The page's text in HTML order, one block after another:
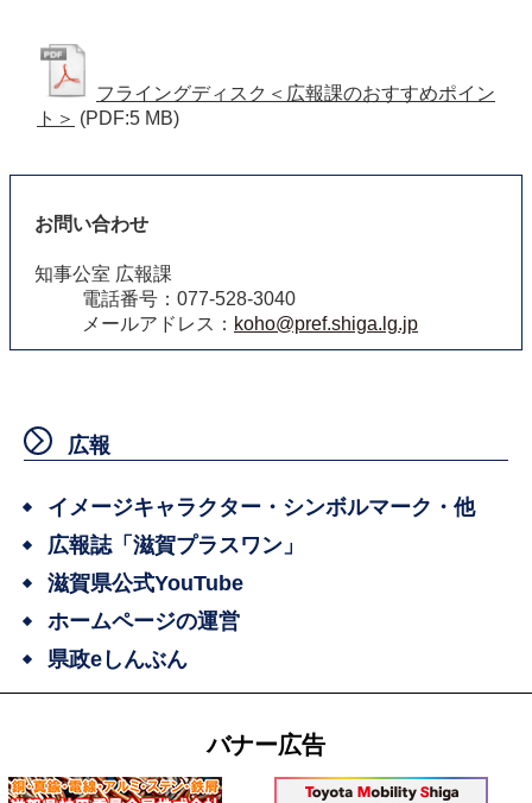
フライングディスク＜広報課のおすすめポイン
ト＞ (PDF:5 MB)
お問い合わせ
知事公室 広報課
電話番号：077-528-3040
メールアドレス： koho@pref.shiga.lg.jp
広報
イメージキャラクター・シンボルマーク・他
広報誌「滋賀プラスワン」
滋賀県公式YouTube
ホームページの運営
県政eしんぶん
バナー広告